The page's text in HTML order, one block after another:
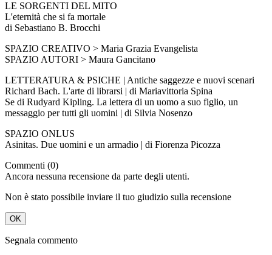
LE SORGENTI DEL MITO
L'eternità che si fa mortale
di Sebastiano B. Brocchi
SPAZIO CREATIVO > Maria Grazia Evangelista
SPAZIO AUTORI > Maura Gancitano
LETTERATURA & PSICHE | Antiche saggezze e nuovi scenari
Richard Bach. L'arte di librarsi | di Mariavittoria Spina
Se di Rudyard Kipling. La lettera di un uomo a suo figlio, un
messaggio per tutti gli uomini | di Silvia Nosenzo
SPAZIO ONLUS
Asinitas. Due uomini e un armadio | di Fiorenza Picozza
Commenti (0)
Ancora nessuna recensione da parte degli utenti.
Non è stato possibile inviare il tuo giudizio sulla recensione
OK
Segnala commento